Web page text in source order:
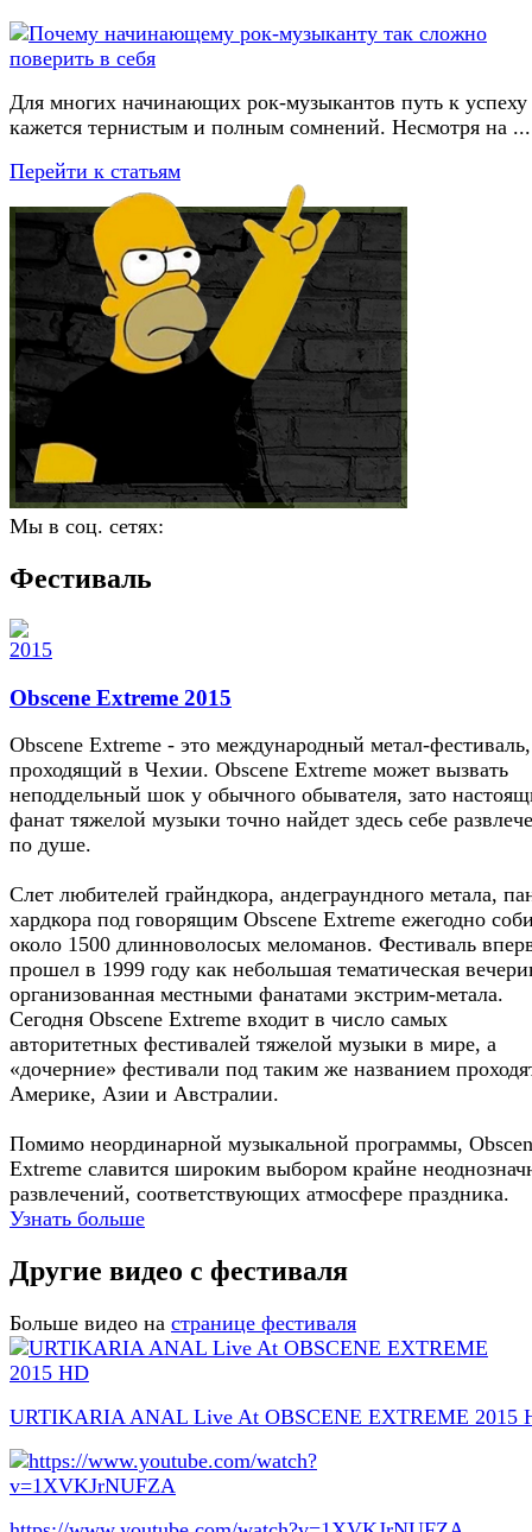
Для многих начинающих рок-музыкантов путь к успеху
кажется тернистым и полным сомнений. Несмотря на ...
Перейти к статьям
Мы в соц. сетях:
Фестиваль
Obscene Extreme 2015
Obscene Extreme - это международный метал-фестиваль,
проходящий в Чехии. Obscene Extreme может вызвать
неподдельный шок у обычного обывателя, зато
фанат тяжелой музыки точно найдет здесь себе
по душе.
Слет любителей грайндкора, андеграундного метала,
хардкора под говорящим Obscene Extreme ежегодно
около 1500 длинноволосых меломанов. Фестиваль
прошел в 1999 году как небольшая тематическая
организованная местными фанатами экстрим-метала.
Сегодня Obscene Extreme входит в число самых
авторитетных фестивалей тяжелой музыки в мире, а
«дочерние» фестивали под таким же названием
Америке, Азии и Австралии.
Помимо неординарной музыкальной программы,
Extreme славится широким выбором крайне
развлечений, соответствующих атмосфере праздника.
Узнать больше
Другие видео с фестиваля
Больше видео на странице фестиваля
URTIKARIA ANAL Live At OBSCENE EXTREME 2015